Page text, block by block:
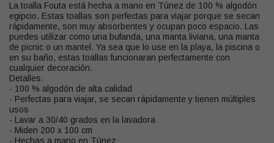
La toalla Fouta está hecha a mano en Túnez de 100 % algodón
egipcio. Estas toallas son perfectas para viajar porque se secan
rápidamente, son muy absorbentes y ocupan poco espacio. Las
puedes utilizar como una bufanda, una manta liviana, una manta
de picnic o un mantel. Ya sea que lo use en la playa, la piscina o
en su baño, estas toallas funcionaran perfectamente con
cualquier decoración.
Detalles:
- 100 % algodón de alta calidad
- Perfectas para viajar, se secan rápidamente y tienen múltiples
usos
- Lavar a 30/40 grados en la lavadora
- Miden 200 x 100 cm
- Hechas a mano en Túnez